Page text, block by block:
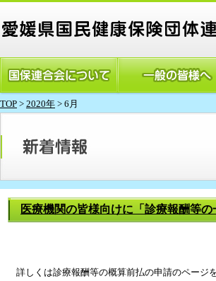
TOP > 2020年 > 6月
医療機関の皆様向けに「診療報酬等
詳しくは診療報酬等の概算前払の申請のページ